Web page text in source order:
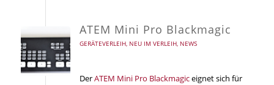
ATEM Mini Pro Blackmagic
GERÄTEVERLEIH, NEU IM VERLEIH, NEWS
DerATEM Mini Pro Blackmagiceignet sich für